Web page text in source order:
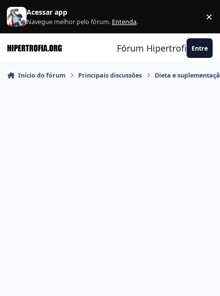
Ir para conteúdo
Acessar app
Navegue melhor pelo fórum. Entenda. ×
Fórum Hipertrofia.org
Entre
Início do fórum Principais discussões Dieta e